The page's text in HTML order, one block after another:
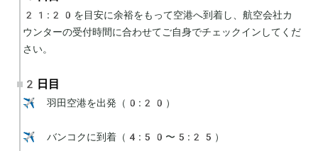
21:20を目安に余裕をもって空港へ到着し、航空会社カ
ウンターの受付時間に合わせてご自身でチェックインしてくだ
さい。
2日目
✈️ 羽田空港を出発（0:20）
✈️ バンコクに到着（4:50〜5:25）